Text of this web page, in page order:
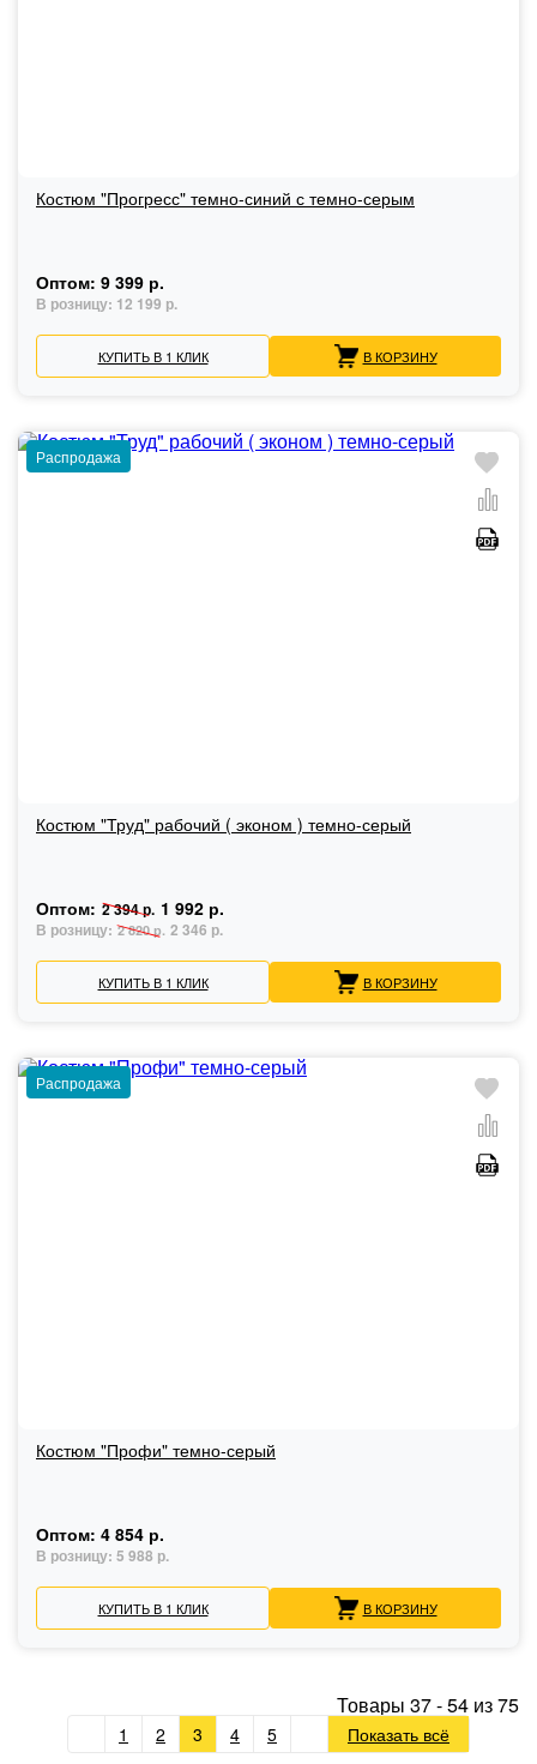
Костюм "Прогресс" темно-синий с темно-серым
Оптом: 9 399 р.
В розницу: 12 199 р.
КУПИТЬ В 1 КЛИК В КОРЗИНУ
Распродажа
Костюм "Труд" рабочий ( эконом ) темно-серый
Оптом: 2 394 р. 1 992 р.
В розницу: 2 820 р. 2 346 р.
КУПИТЬ В 1 КЛИК В КОРЗИНУ
Распродажа
Костюм "Профи" темно-серый
Оптом: 4 854 р.
В розницу: 5 988 р.
КУПИТЬ В 1 КЛИК В КОРЗИНУ
Товары 37-54 из75
1 2 3 4 5 Показать всё